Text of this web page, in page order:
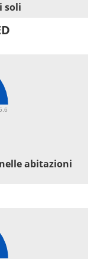
soli
abitazioni